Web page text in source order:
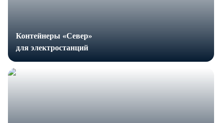
Контейнеры «Север»
для электростанций